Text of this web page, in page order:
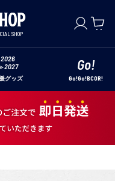
SHOP
2026
2027
グッズ
Go!
Go!Go!BCOR!